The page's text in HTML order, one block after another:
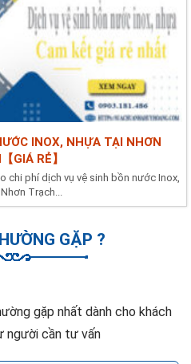
INOX, NHỰA TẠI NHƠN
GIÁ RẺ】
chi phí dịch vụ vệ sinh bồn nước Inox,
Trạch...
GẶP ?
gặp nhất dành cho khách
người cần tư vấn